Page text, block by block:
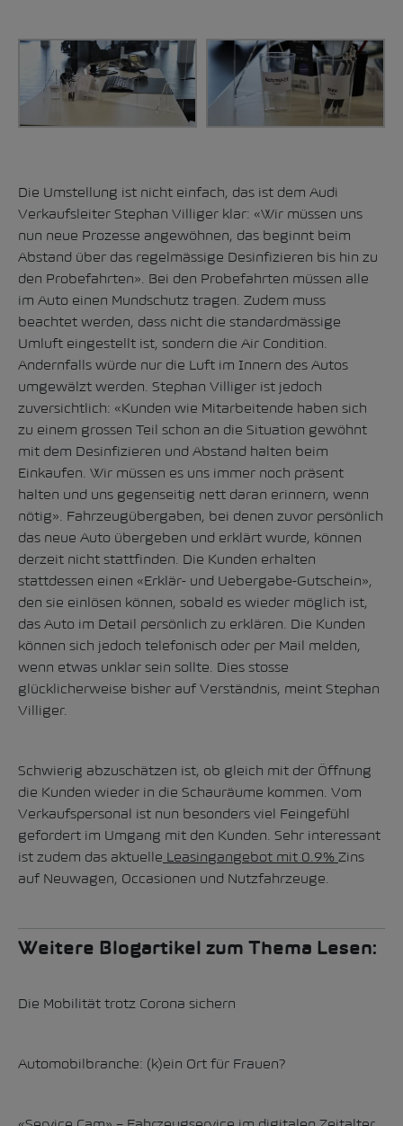
Die Umstellung ist nicht einfach, das ist dem Audi
Verkaufsleiter Stephan Villiger klar: «Wir müssen uns
nun neue Prozesse angewöhnen, das beginnt beim
Abstand über das regelmässige Desinfizieren bis hin zu
den Probefahrten». Bei den Probefahrten müssen alle
im Auto einen Mundschutz tragen. Zudem muss
beachtet werden, dass nicht die standardmässige
Umluft eingestellt ist, sondern die Air Condition.
Andernfalls würde nur die Luft im Innern des Autos
umgewälzt werden. Stephan Villiger ist jedoch
zuversichtlich: «Kunden wie Mitarbeitende haben sich
zu einem grossen Teil schon an die Situation gewöhnt
mit dem Desinfizieren und Abstand halten beim
Einkaufen. Wir müssen es uns immer noch präsent
halten und uns gegenseitig nett daran erinnern, wenn
nötig». Fahrzeugübergaben, bei denen zuvor persönlich
das neue Auto übergeben und erklärt wurde, können
derzeit nicht stattfinden. Die Kunden erhalten
stattdessen einen «Erklär- und Uebergabe-Gutschein»,
den sie einlösen können, sobald es wieder möglich ist,
das Auto im Detail persönlich zu erklären. Die Kunden
können sich jedoch telefonisch oder per Mail melden,
wenn etwas unklar sein sollte. Dies stosse
glücklicherweise bisher auf Verständnis, meint Stephan
Villiger.
Schwierig abzuschätzen ist, ob gleich mit der Öffnung
die Kunden wieder in die Schauräume kommen. Vom
Verkaufspersonal ist nun besonders viel Feingefühl
gefordert im Umgang mit den Kunden. Sehr interessant
ist zudem das aktuelle Leasingangebot mit 0.9% Zins
auf Neuwagen, Occasionen und Nutzfahrzeuge.
Weitere Blogartikel zum Thema Lesen:
Die Mobilität trotz Corona sichern
Automobilbranche: (k)ein Ort für Frauen?